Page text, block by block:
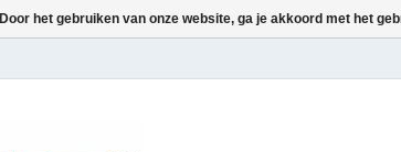
Door het gebruiken van onze website, ga je akkoord met het